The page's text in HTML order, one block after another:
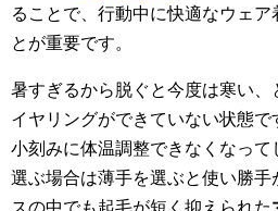
ることで、行動中に快適なウェア
とが重要です。
暑すぎるから脱ぐと今度は寒い、
イヤリングができていない状態で
小刻みに体温調整できなくなっ
選ぶ場合は薄手を選ぶと使い勝